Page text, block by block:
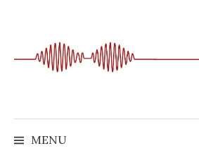
springen
MENU